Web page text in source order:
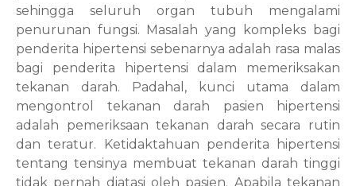
sehingga seluruh organ tubuh mengalami
penurunan fungsi. Masalah yang kompleks bagi
penderita hipertensi sebenarnya adalah rasa malas
bagi penderita hipertensi dalam memeriksakan
tekanan darah. Padahal, kunci utama dalam
mengontrol tekanan darah pasien hipertensi
adalah pemeriksaan tekanan darah secara rutin
dan teratur. Ketidaktahuan penderita hipertensi
tentang tensinya membuat tekanan darah tinggi
tidak pernah diatasi oleh pasien. Apabila tekanan